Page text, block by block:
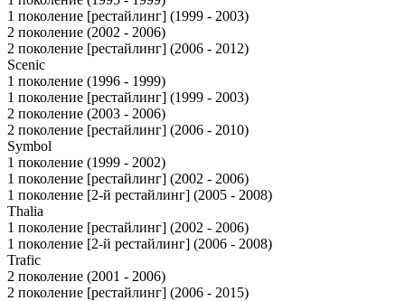
1 поколение [рестайлинг] (1999 - 2003)
2 поколение (2002 - 2006)
2 поколение [рестайлинг] (2006 - 2012)
Scenic
1 поколение (1996 - 1999)
1 поколение [рестайлинг] (1999 - 2003)
2 поколение (2003 - 2006)
2 поколение [рестайлинг] (2006 - 2010)
Symbol
1 поколение (1999 - 2002)
1 поколение [рестайлинг] (2002 - 2006)
1 поколение [2-й рестайлинг] (2005 - 2008)
Thalia
1 поколение [рестайлинг] (2002 - 2006)
1 поколение [2-й рестайлинг] (2006 - 2008)
Trafic
2 поколение (2001 - 2006)
2 поколение [рестайлинг] (2006 - 2015)